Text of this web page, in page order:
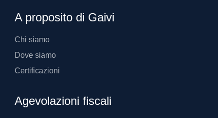
A proposito di Gaivi
Chi siamo
Dove siamo
Certificazioni
Agevolazioni fiscali